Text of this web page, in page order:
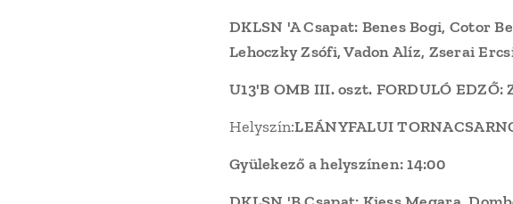
DKLSN 'A Csapat: Benes Bogi, Cotor
Lehoczky Zsófi, Vadon Alíz, Zserai
U13'B OMB III. oszt. FORDULÓ EDZŐ:
Helyszín:LEÁNYFALUI
Gyülekező a helyszínen: 14:00